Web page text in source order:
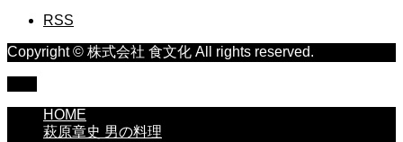
RSS
Copyright © 株式会社 食文化 All rights reserved.
HOME
萩原章史 男の料理